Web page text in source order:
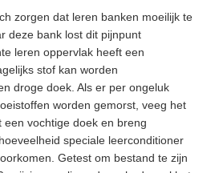
zorgen dat leren banken moeilijk te
deze bank lost dit pijnpunt
leren oppervlak heeft een
stof kan worden
droge doek. Als er per ongeluk
worden gemorst, veeg het
vochtige doek en breng
speciale leerconditioner
Getest om bestand te zijn